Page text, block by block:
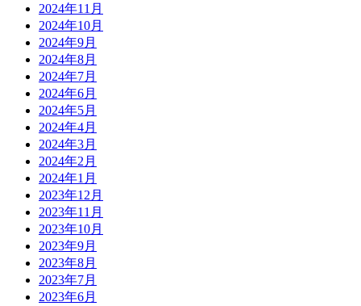
2024年11月
2024年10月
2024年9月
2024年8月
2024年7月
2024年6月
2024年5月
2024年4月
2024年3月
2024年2月
2024年1月
2023年12月
2023年11月
2023年10月
2023年9月
2023年8月
2023年7月
2023年6月